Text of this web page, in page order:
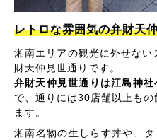
レトロな雰囲気の弁財天
湘南エリアの観光に外せな
財天仲見世通りです。
弁財天仲見世通りは江島神
で、通りには30店舗以上も
ます。
湘南名物の生しらす丼や、